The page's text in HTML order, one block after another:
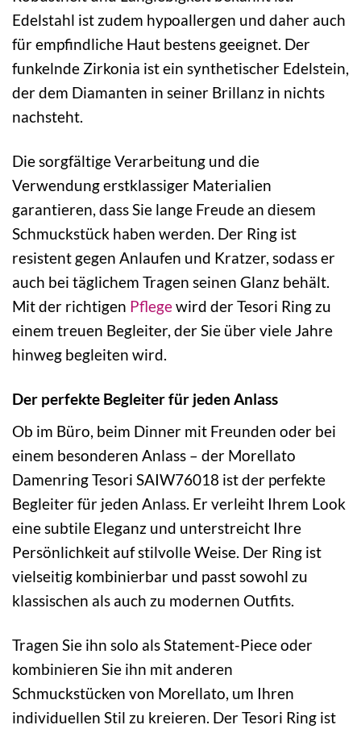
Edelstahl ist zudem hypoallergen und daher auch
für empfindliche Haut bestens geeignet. Der
funkelnde Zirkonia ist ein synthetischer Edelstein,
der dem Diamanten in seiner Brillanz in nichts
nachsteht.
Die sorgfältige Verarbeitung und die
Verwendung erstklassiger Materialien
garantieren, dass Sie lange Freude an diesem
Schmuckstück haben werden. Der Ring ist
resistent gegen Anlaufen und Kratzer, sodass er
auch bei täglichem Tragen seinen Glanz behält.
Mit der richtigen Pflegewird der Tesori Ring zu
einem treuen Begleiter, der Sie über viele Jahre
hinweg begleiten wird.
Der perfekte Begleiter für jeden Anlass
Ob im Büro, beim Dinner mit Freunden oder bei
einem besonderen Anlass – der Morellato
Damenring Tesori SAIW76018 ist der perfekte
Begleiter für jeden Anlass. Er verleiht Ihrem Look
eine subtile Eleganz und unterstreicht Ihre
Persönlichkeit auf stilvolle Weise. Der Ring ist
vielseitig kombinierbar und passt sowohl zu
klassischen als auch zu modernen Outfits.
Tragen Sie ihn solo als Statement-Piece oder
kombinieren Sie ihn mit anderen
Schmuckstücken von Morellato, um Ihren
individuellen Stil zu kreieren. Der Tesori Ring ist